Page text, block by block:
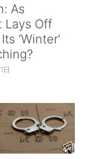
As
Lays Off
‘Winter’
日